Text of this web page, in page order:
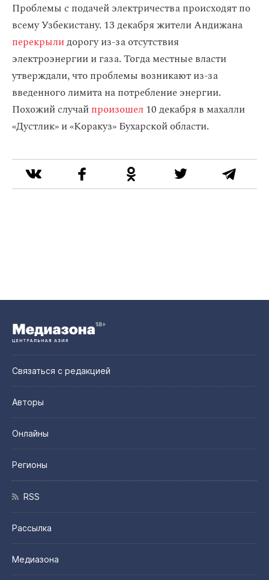
Проблемы с подачей электричества происходят по
всему Узбекистану. 13 декабря жители Андижана
перекрылидорогу из-за отсутствия
электроэнергии и газа. Тогда местные власти
утверждали, что проблемы возникают из-за
введенного лимита на потребление энергии.
Похожий случайпроизошел 10 декабря в махалли
«Дустлик» и «Коракуз» Бухарской области.
Связаться с редакцией
Авторы
Онлайны
Регионы
RSS
Рассылка
Медиазона